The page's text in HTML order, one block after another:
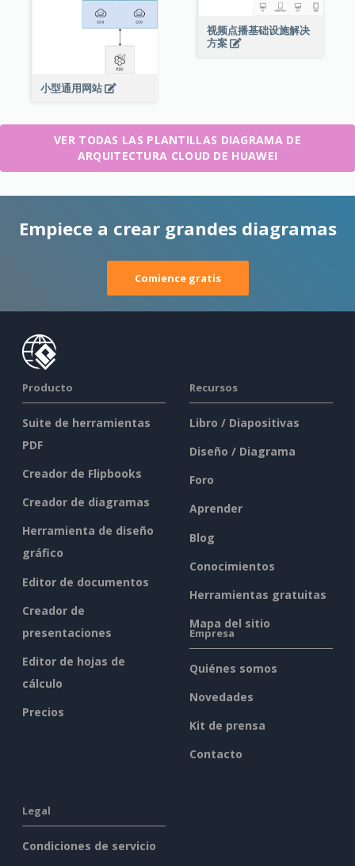
小型通用网站
视频点播基础设施解决
方案
VER TODAS LAS PLANTILLAS DIAGRAMA DE
ARQUITECTURA CLOUD DE HUAWEI
Empiece a crear grandes diagramas
Comience gratis
Producto
Suite de herramientas
PDF
Creador de Flipbooks
Creador de diagramas
Herramienta de diseño
gráfico
Editor de documentos
Creador de
presentaciones
Editor de hojas de
cálculo
Precios
Recursos
Libro / Diapositivas
Diseño / Diagrama
Foro
Aprender
Blog
Conocimientos
Herramientas gratuitas
Mapa del sitio
Empresa
Quiénes somos
Novedades
Kit de prensa
Contacto
Legal
Condiciones de servicio